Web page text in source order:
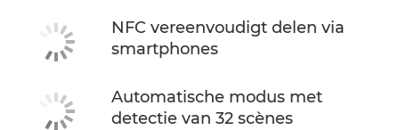
NFC vereenvoudigt delen via
smartphones
Automatische modus met
detectie van 32 scènes